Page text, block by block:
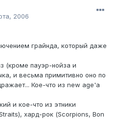
2006
грайнда, который даже
(кроме пауэр-нойза и
и весьма примитивно оно по
Кое-что из new age'а
и кое-что из этники
хард-рок (Scorpions, Bon